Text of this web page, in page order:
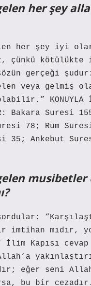
her şey
her şey iyi
çünkü
gerçeği şudur:
veya gelmiş
KONUYLA
Bakara Suresi
78; Rum
35; Ankebut
musibetler
imtihan mıdır,
İlim Kapısı
eğer seni
bu bir